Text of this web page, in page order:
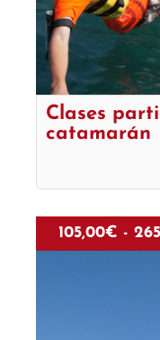
Clases
catamarán
105,00€ -